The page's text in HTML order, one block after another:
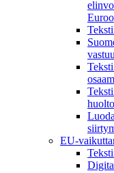
EU-